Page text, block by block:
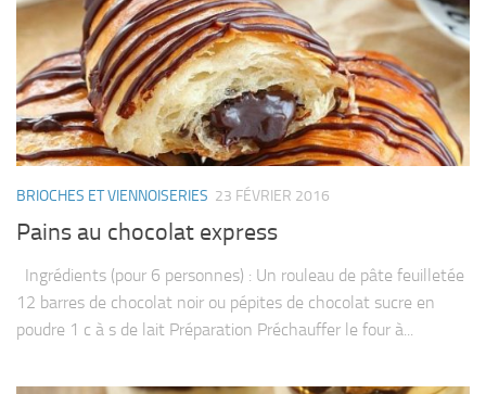
BRIOCHES ET VIENNOISERIES 23 FÉVRIER 2016
Pains au chocolat express
Ingrédients (pour 6 personnes) : Un rouleau de pâte feuilletée
12 barres de chocolat noir ou pépites de chocolat sucre en
poudre 1 c à s de lait Préparation Préchauffer le four à...